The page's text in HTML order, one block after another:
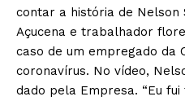
contar a história de Nelson
Açucena e trabalhador
caso de um empregado da
coronavírus. No vídeo,
dado pela Empresa. “Eu